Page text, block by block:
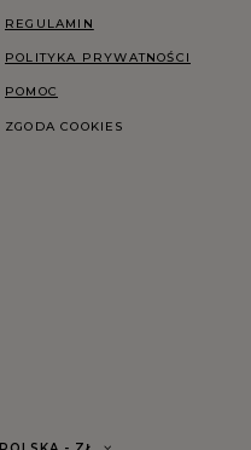
REGULAMIN
POLITYKA PRYWATNOŚCI
POMOC
ZGODA COOKIES